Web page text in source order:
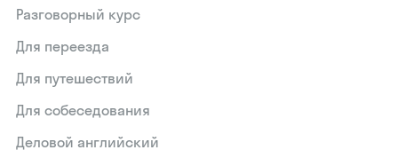
Разговорный курс
Для переезда
Для путешествий
Для собеседования
Деловой английский